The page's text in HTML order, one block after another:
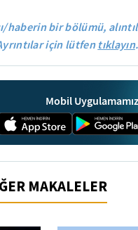
haberin bir bölümü,
için lütfentıklayın.
Mobil
MAKALELER